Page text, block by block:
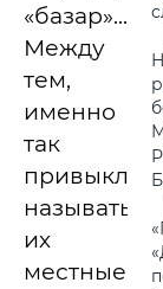
«базар»...
Между
тем,
именно
так
привыкли
называть
их
местные